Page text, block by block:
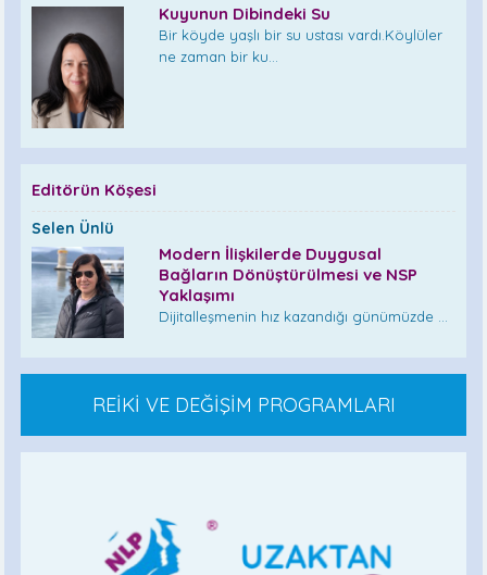
Kuyunun Dibindeki Su
Bir köyde yaşlı bir su ustası vardı.Köylüler
ne zaman bir ku...
Editörün Köşesi
Selen Ünlü
Modern İlişkilerde Duygusal
Bağların Dönüştürülmesi ve NSP
Yaklaşımı
Dijitalleşmenin hız kazandığı günümüzde ...
REİKİ VE DEĞİŞİM PROGRAMLARI